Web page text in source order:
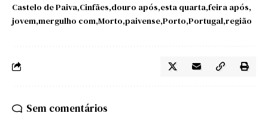
Castelo de Paiva Cinfães douro após esta quarta feira após
jovem mergulho com Morto paivense Porto Portugal região
Sem comentários